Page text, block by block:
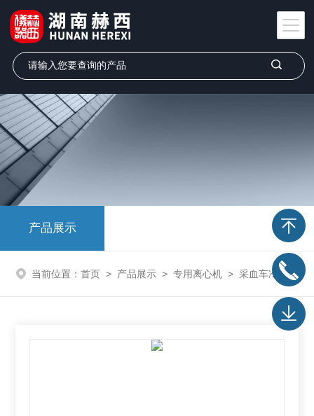
产品展示
当前位置： 首页 > 产品展示 > 专用离心机 > 采血车冷冻离心机